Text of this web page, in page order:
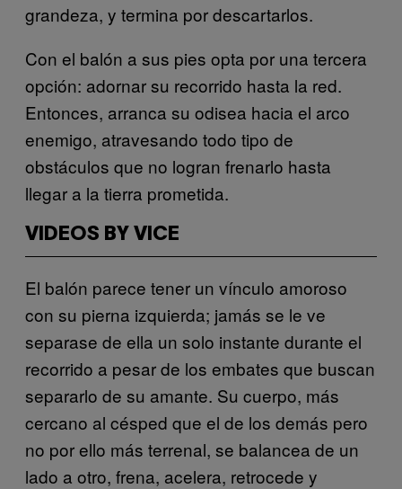
grandeza, y termina por descartarlos.
Con el balón a sus pies opta por una tercera
opción: adornar su recorrido hasta la red.
Entonces, arranca su odisea hacia el arco
enemigo, atravesando todo tipo de
obstáculos que no logran frenarlo hasta
llegar a la tierra prometida.
VIDEOS BY VICE
El balón parece tener un vínculo amoroso
con su pierna izquierda; jamás se le ve
separase de ella un solo instante durante el
recorrido a pesar de los embates que buscan
separarlo de su amante. Su cuerpo, más
cercano al césped que el de los demás pero
no por ello más terrenal, se balancea de un
lado a otro, frena, acelera, retrocede y